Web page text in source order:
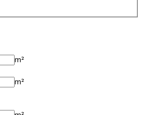
m²
m²